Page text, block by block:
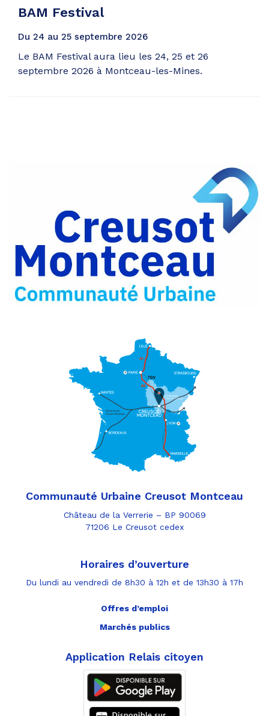
BAM Festival
Du 24 au 25 septembre 2026
Le BAM Festival aura lieu les 24, 25 et 26
septembre 2026 à Montceau-les-Mines.
Communauté Urbaine Creusot Montceau
Château de la Verrerie – BP 90069
71206 Le Creusot cedex
Horaires d’ouverture
Du lundi au vendredi de 8h30 à 12h et de 13h30 à 17h
Offres d’emploi
Marchés publics
Application Relais citoyen